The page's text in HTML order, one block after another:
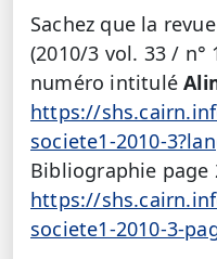
Sachez que la revue
(2010/3 vol. 33 / n°
numéro intitulé
https://
societe1-2010-
Bibliographie page
https://
societe1-2010-3-